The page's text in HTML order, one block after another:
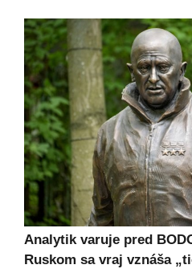
Analytik varuje pred
Ruskom sa vraj vznáša